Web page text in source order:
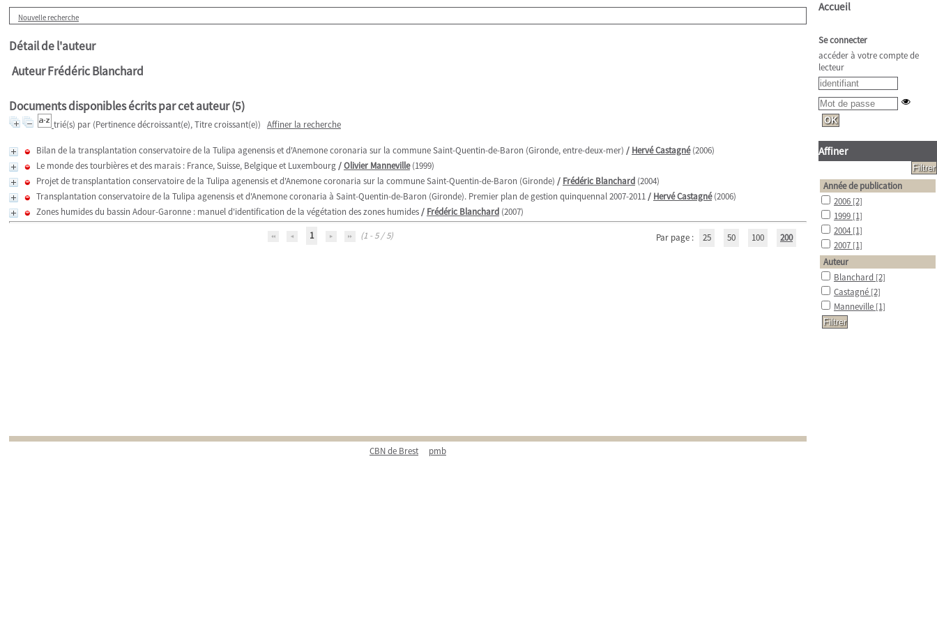
Nouvelle recherche
Détail de l'auteur
Auteur Frédéric Blanchard
Documents disponibles écrits par cet auteur (5)
trié(s) par (Pertinence décroissant(e), Titre croissant(e)) Affiner la recherche
Bilan de la transplantation conservatoire de la Tulipa agenensis et d'Anemone coronaria sur la commune Saint-Quentin-de-Baron (Gironde, entre-deux-mer) / Hervé Castagné(2006)
Le monde des tourbières et des marais : France, Suisse, Belgique et Luxembourg/Olivier Manneville(1999)
Projet de transplantation conservatoire de la Tulipa agenensis et d'Anemone coronaria sur la commune Saint-Quentin-de-Baron (Gironde) / Frédéric Blanchard (2004)
Transplantation conservatoire de la Tulipa agenensis et d'Anemone coronaria à Saint-Quentin-de-Baron (Gironde). Premier plan de gestion quinquennal 2007-2011/ Hervé Castagné(2006)
Zones humides du bassin Adour-Garonne : manuel d'identification de la végétation des zones humides/ Frédéric Blanchard (2007)
1
(1 - 5 / 5) Par page : 25 50 100 200
CBN de Brest pmb
Accueil
Se connecter
accéder à votre compte de
lecteur
Affiner
Année de publication
2006 [2]
1999 [1]
2004 [1]
2007 [1]
Auteur
Blanchard [2]
Castagné [2]
Manneville [1]